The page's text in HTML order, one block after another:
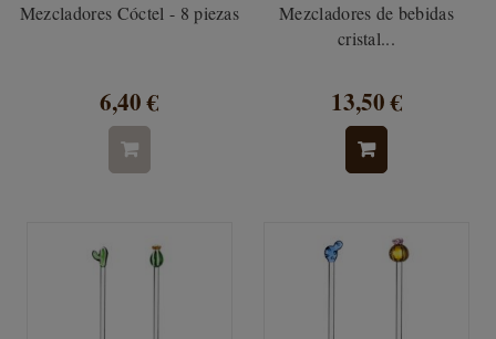
Mezcladores Cóctel - 8 piezas
6,40 €
Mezcladores de bebidas
cristal...
13,50 €